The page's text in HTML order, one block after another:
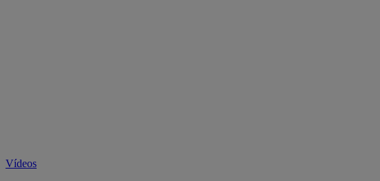
Vídeos